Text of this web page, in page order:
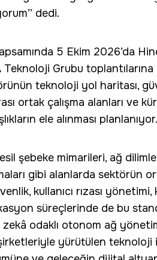
dedi.
5 Ekim 2026’da
Grubu toplantılarına
teknoloji yol haritası,
ortak çalışma alanları ve
ele alınması planlanıyor.
şebeke mimarileri, ağ
gibi alanlarda sektörün
kullanıcı rızası
süreçlerinde de bu
zekâ odaklı otonom ağ
yürütülen teknoloji